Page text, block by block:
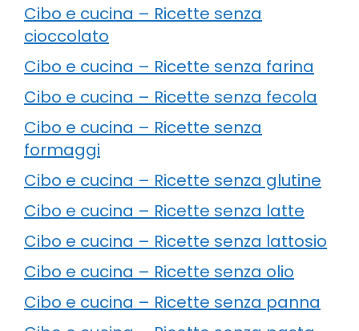
Cibo e cucina – Ricette senza
cioccolato
Cibo e cucina – Ricette senza farina
Cibo e cucina – Ricette senza fecola
Cibo e cucina – Ricette senza
formaggi
Cibo e cucina – Ricette senza glutine
Cibo e cucina – Ricette senza latte
Cibo e cucina – Ricette senza lattosio
Cibo e cucina – Ricette senza olio
Cibo e cucina – Ricette senza panna